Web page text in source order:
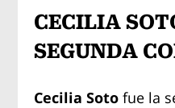
CECILIA
SEGUNDA
Cecilia Soto fue la